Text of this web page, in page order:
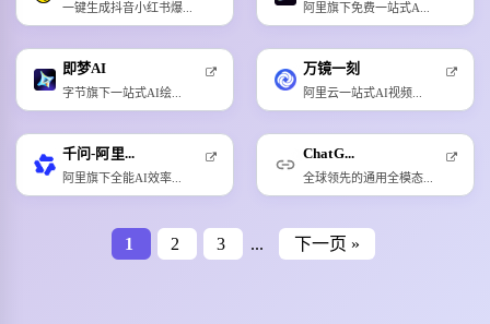
一键生成抖音小红书爆... 阿里旗下免费一站式A...
即梦AI
字节旗下一站式AI绘...
万镜一刻
阿里云一站式AI视频...
千问-阿里...
阿里旗下全能AI效率...
ChatG...
全球领先的通用全模态...
1 2 3 ... 下一页 »